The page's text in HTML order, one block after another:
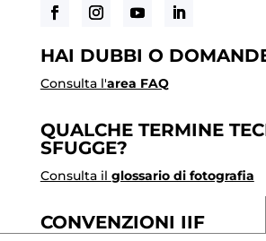
HAI DUBBI O
Consulta l'area FAQ
QUALCHE TERMINE
SFUGGE?
Consulta il glossario di fotografia
CONVENZIONI IIF